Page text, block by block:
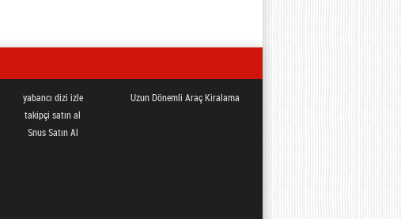
yabancı dizi izle
takipçi satın al
Snus Satın Al
Uzun Dönemli Araç Kiralama